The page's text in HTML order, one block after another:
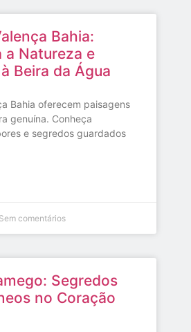
Bahia:
a Natureza e
Beira da Água
Bahia oferecem paisagens
genuína. Conheça
e segredos guardados
Sem comentários
Segredos
no Coração